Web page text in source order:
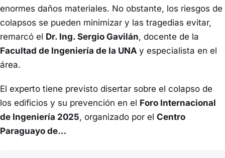
enormes daños materiales. No obstante, los riesgos de
colapsos se pueden minimizar y las tragedias evitar,
remarcó el Dr. Ing. Sergio Gavilán, docente de la
Facultad de Ingeniería de la UNA y especialista en el
área.
El experto tiene previsto disertar sobre el colapso de
los edificios y su prevención en el Foro Internacional
de Ingeniería 2025, organizado por el Centro
Paraguayo de…